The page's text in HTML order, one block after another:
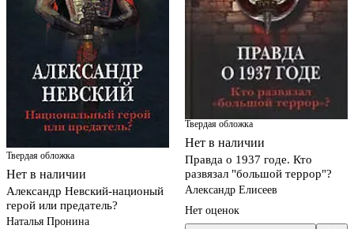
Твердая обложка
Нет в наличии
Александр Невский-национый
герой или предатель?
Наталья Пронина
Твердая обложка
Нет в наличии
Правда о 1937 годе. Кто
развязал "большой террор"?
Александр Елисеев
Нет оценок